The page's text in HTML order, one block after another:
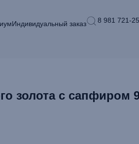
Индивидуальный заказ 8 981 721-
золота с сапфиром